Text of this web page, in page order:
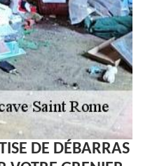
DE DÉBARRAS